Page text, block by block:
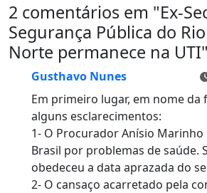
2 comentários em "Ex-
Segurança Pública do
Norte permanece na UTI"
Gusthavo Nunes
Em primeiro lugar, em nome da
alguns esclarecimentos:
1- O Procurador Anísio
Brasil por problemas de saúde.
obedeceu a data aprazada do
2- O cansaço acarretado pela